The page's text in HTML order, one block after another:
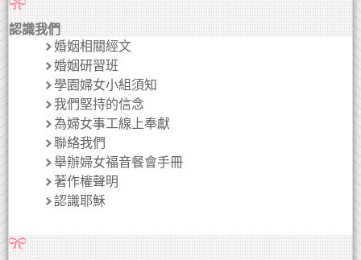
認識我們
婚姻相關經文
婚姻研習班
學園婦女小組須知
我們堅持的信念
為婦女事工線上奉獻
聯絡我們
舉辦婦女福音餐會手冊
著作權聲明
認識耶穌